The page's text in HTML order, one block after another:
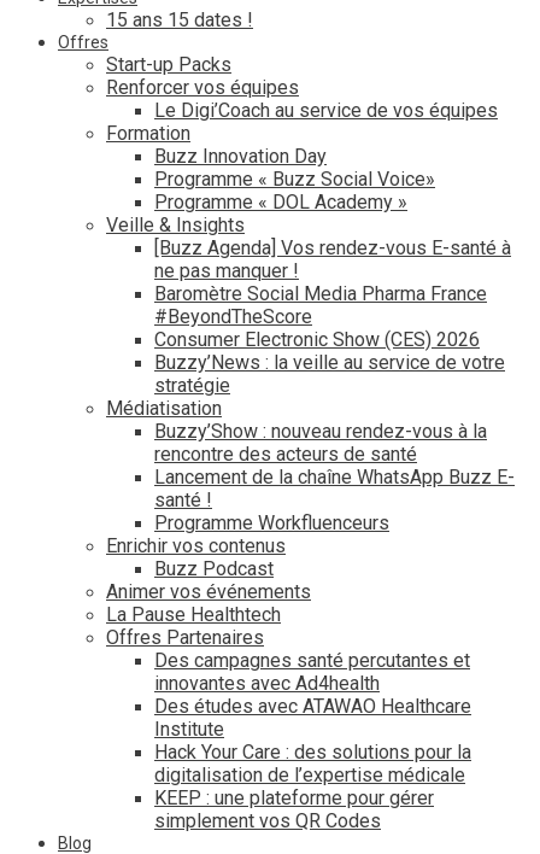
15 ans 15 dates !
Offres
Start-up Packs
Renforcer vos équipes
Le Digi’Coach au service de vos équipes
Formation
Buzz Innovation Day
Programme « Buzz Social Voice»
Programme « DOL Academy »
Veille & Insights
[Buzz Agenda] Vos rendez-vous E-santé à
ne pas manquer !
Baromètre Social Media Pharma France
#BeyondTheScore
Consumer Electronic Show (CES) 2026
Buzzy’News : la veille au service de votre
stratégie
Médiatisation
Buzzy’Show : nouveau rendez-vous à la
rencontre des acteurs de santé
Lancement de la chaîne WhatsApp Buzz E-
santé !
Programme Workfluenceurs
Enrichir vos contenus
Buzz Podcast
Animer vos événements
La Pause Healthtech
Offres Partenaires
Des campagnes santé percutantes et
innovantes avec Ad4health
Des études avec ATAWAO Healthcare
Institute
Hack Your Care : des solutions pour la
digitalisation de l’expertise médicale
KEEP : une plateforme pour gérer
simplement vos QR Codes
Blog